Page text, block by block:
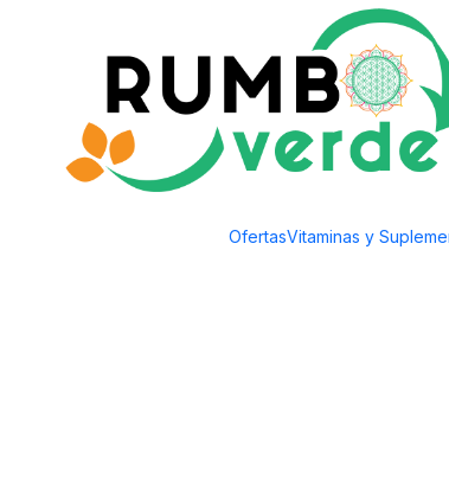
OfertasVitaminas y
Envío gratis por compras sobre los 59.990 en la provincia de Santiago
Estilo de Vida Celiacos / Sin Gluten Bobs Red Mill -